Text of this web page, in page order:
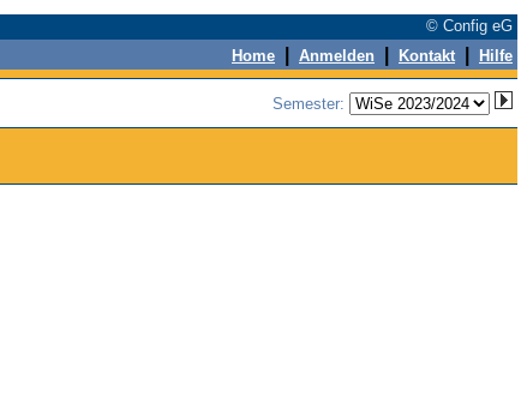
© Config eG
Home Anmelden Kontakt Hilfe
Semester: